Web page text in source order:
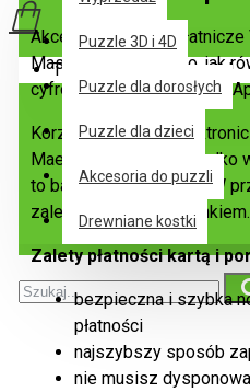
Puzzle 3D i 4D
Puzzle dla dorosłych
Puzzle dla dzieci
Akcesoria do puzzli
Drewniane kostki
Twój koszyk jest pusty!
Akceptujemy karty
MasterCard i Maestro, jak
cyfrowe metody płatności
Korzystanie z kart
Maestro jest możliwe tylko
to bank wydający kartę. W
zalecamy kontakt z bankiem.
Zalety płatności kartą i
bezpieczna i szybka
płatności
najszybszy sposób
nie musisz